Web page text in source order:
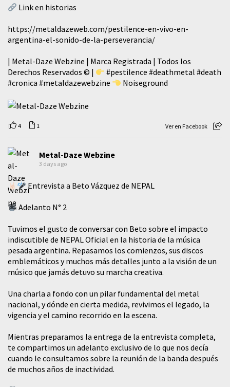
Link en historias
https://metaldazeweb.com/pestilence-en-vivo-en-
argentina-el-sonido-de-la-perseverancia/
| Metal-Daze Webzine | Marca Registrada | Todos los
Derechos Reservados © |
#pestilence #deathmetal #death
#cronica #metaldazewebzine Noiseground
4 1 Ver en Facebook
Metal-Daze Webzine
3 days ago
Entrevista a Beto Vázquez de NEPAL
Adelanto N° 2
Tuvimos el gusto de conversar con Beto sobre el impacto
indiscutible de NEPAL Oficial en la historia de la música
pesada argentina. Repasamos los comienzos, sus discos
emblemáticos y muchos más detalles junto a la visión de un
músico que jamás detuvo su marcha creativa.
​Una charla a fondo con un pilar fundamental del metal
nacional, y dónde en cierta medida, revivimos el legado, la
vigencia y el camino recorrido en la escena.
Mientras preparamos la entrega de la entrevista completa,
te compartimos un adelanto exclusivo de lo que nos decía
cuando le consultamos sobre la reunión de la banda después
de muchos años de inactividad.